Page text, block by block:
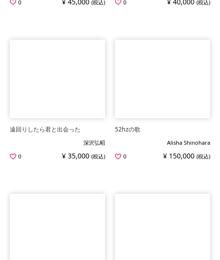
0 (税込) 0 (税込)
遠回りしたら君と出会った
深沢弘昭
0
¥ 35,000 (税込)
52hzの歌
Alisha Shinohara
0
¥ 150,000 (税込)